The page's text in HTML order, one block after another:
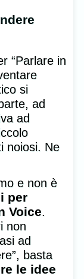
“Parlare in
si
ad
ad
noiosi. Ne
e non è
per
Voice.
non
ad
basta
le idee